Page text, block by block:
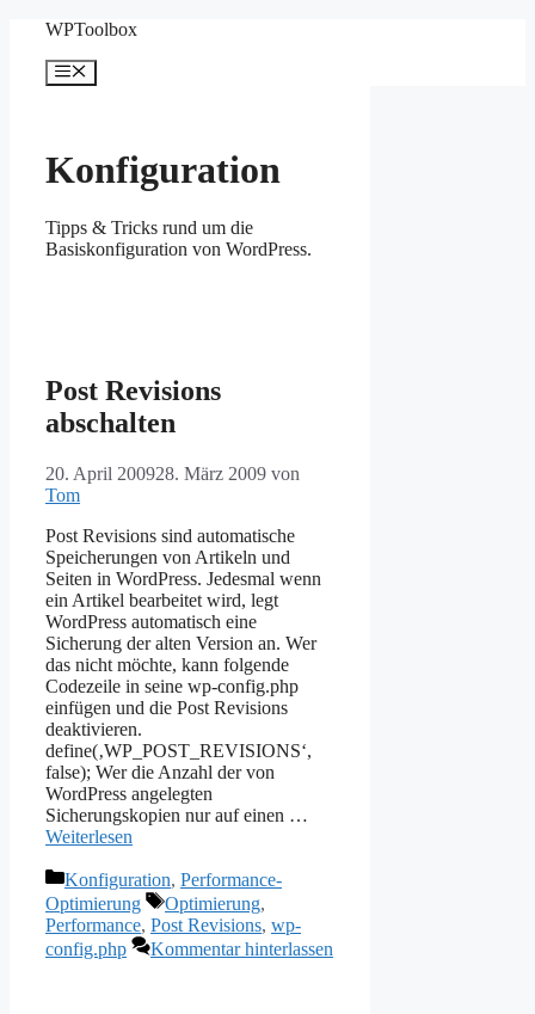
springen
WPToolbox
Menü
Konfiguration
Tipps & Tricks rund um die
Basiskonfiguration von WordPress.
Post Revisions
abschalten
20. April 200928. März 2009 von
Tom
Post Revisions sind automatische
Speicherungen von Artikeln und
Seiten in WordPress. Jedesmal wenn
ein Artikel bearbeitet wird, legt
WordPress automatisch eine
Sicherung der alten Version an. Wer
das nicht möchte, kann folgende
Codezeile in seine wp-config.php
einfügen und die Post Revisions
deaktivieren.
define(‚WP_POST_REVISIONS‘,
false); Wer die Anzahl der von
WordPress angelegten
Sicherungskopien nur auf einen …
Weiterlesen
Kategorien
Konfiguration, Performance-
Optimierung
Schlagwörter
Optimierung,
Performance, Post Revisions, wp-
config.php
Kommentar hinterlassen